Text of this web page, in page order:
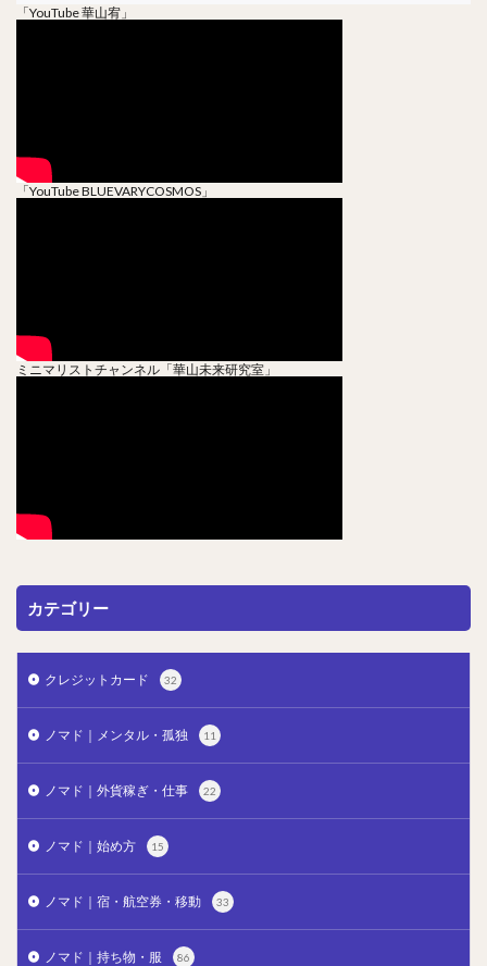
「YouTube 華山宥」
「YouTube BLUEVARYCOSMOS」
ミニマリストチャンネル「華山未来研究室」
カテゴリー
クレジットカード 32
ノマド｜メンタル・孤独 11
ノマド｜外貨稼ぎ・仕事 22
ノマド｜始め方 15
ノマド｜宿・航空券・移動 33
ノマド｜持ち物・服 86